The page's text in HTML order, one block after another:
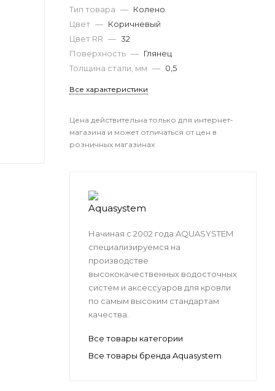
Тип товара — Колено
Цвет — Коричневый
Цвет RR — 32
Поверхность — Глянец
Толщина стали, мм — 0,5
Все характеристики
Цена действительна только для интернет-
магазина и может отличаться от цен в
розничных магазинах
Начиная с 2002 года AQUASYSTEM
специализируемся на
производстве
высококачественных водосточных
систем и аксессуаров для кровли
по самым высоким стандартам
качества.
Все товары категории
Все товары бренда Aquasystem